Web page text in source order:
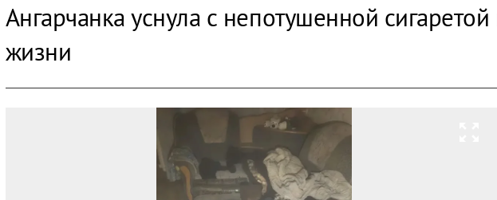
Ангарчанка уснула с непотушенной
жизни